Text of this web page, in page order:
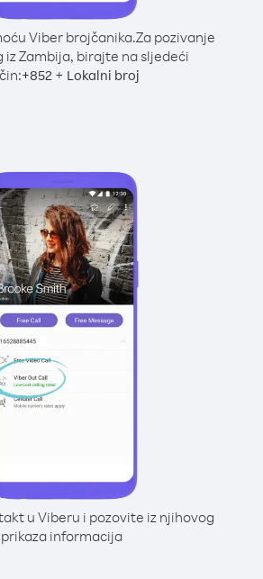
Viber brojčanika.Za pozivanje
iz Zambija, birajte na sljedeći
+852 + Lokalni broj
u Viberu i pozovite iz njihovog
prikaza informacija